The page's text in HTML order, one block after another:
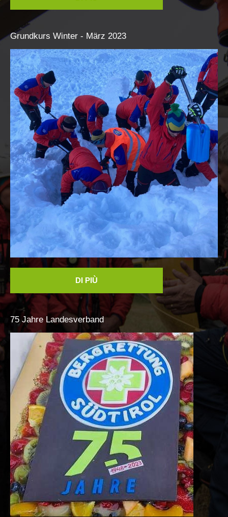
Contatti
NEWS
Attuali
Grundkurs Winter - März 2023
DI PIÙ
75 Jahre Landesverband